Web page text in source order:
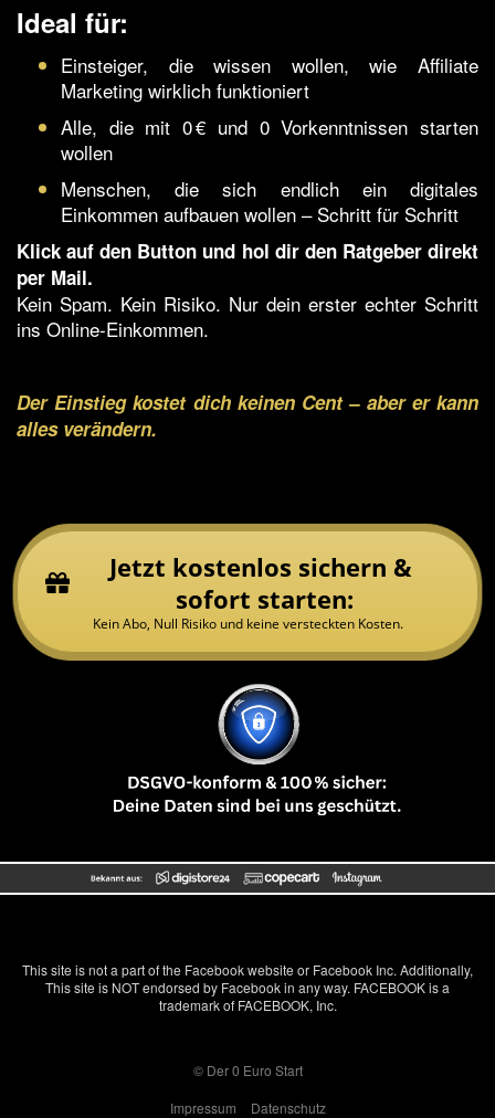
Ideal für:
Einsteiger, die wissen wollen, wie Affiliate
Marketing wirklich funktioniert
Alle, die mit 0 € und 0 Vorkenntnissen starten
wollen
Menschen, die sich endlich ein digitales
Einkommen aufbauen wollen – Schritt für Schritt
Klick auf den Button und hol dir den Ratgeber direkt
per Mail.
Kein Spam. Kein Risiko. Nur dein erster echter Schritt
ins Online-Einkommen.
Der Einstieg kostet dich keinen Cent – aber er kann
alles verändern.
Jetzt kostenlos sichern &
sofort starten:
Kein Abo, Null Risiko und keine versteckten Kosten.
This site is not a part of the Facebook website or Facebook Inc. Additionally,
This site is NOT endorsed by Facebook in any way. FACEBOOK is a
trademark of FACEBOOK, Inc.
© Der 0 Euro Start
Impressum
Datenschutz